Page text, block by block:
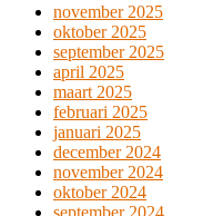
november 2025
oktober 2025
september 2025
april 2025
maart 2025
februari 2025
januari 2025
december 2024
november 2024
oktober 2024
september 2024